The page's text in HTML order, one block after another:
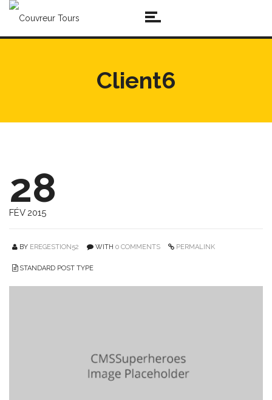
Client6
28
FÉV 2015
BY EREGESTION52 WITH 0 COMMENTS PERMALINK
STANDARD POST TYPE